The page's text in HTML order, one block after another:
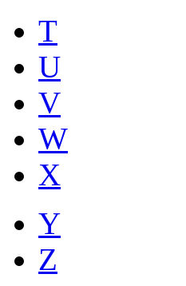
T
U
V
W
X
Y
Z